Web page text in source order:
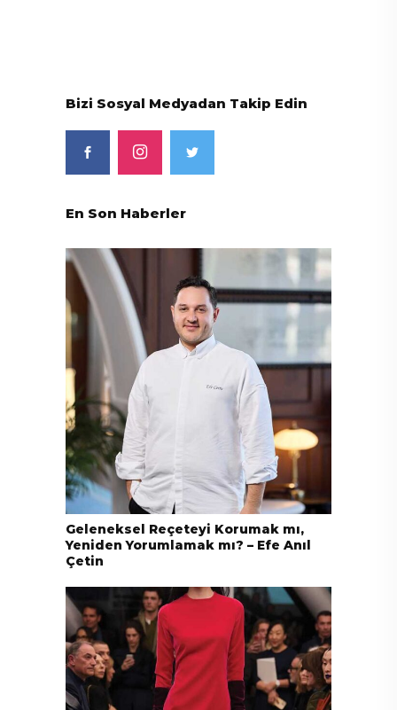
Bizi Sosyal Medyadan Takip Edin
En Son Haberler
Geleneksel Reçeteyi Korumak mı,
Yeniden Yorumlamak mı? – Efe Anıl
Çetin